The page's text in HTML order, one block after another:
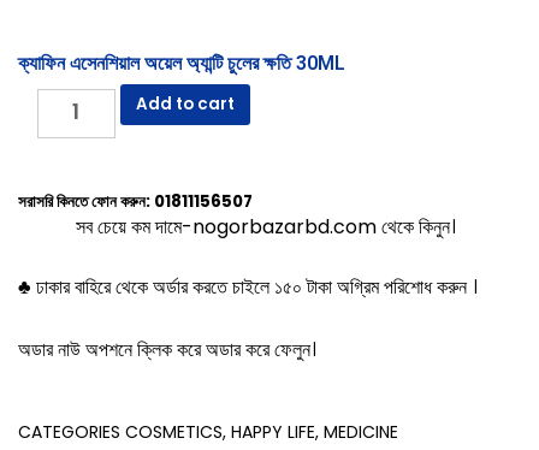
ক্যাফিন এসেনশিয়াল অয়েল অ্যান্টি চুলের ক্ষতি 30ML
Add to cart
সরাসরি কিনতে ফোন করুন: 01811156507
সব চেয়ে কম দামে-nogorbazarbd.comথেকে কিনুন।
♣ ঢাকার বাহিরে থেকে অর্ডার করতে চাইলে ১৫০ টাকা অগ্রিম পরিশোধ করুন ।
অডার নাউ অপশনে ক্লিক করে অডার করে ফেলুন।
CATEGORIES COSMETICS, HAPPY LIFE, MEDICINE